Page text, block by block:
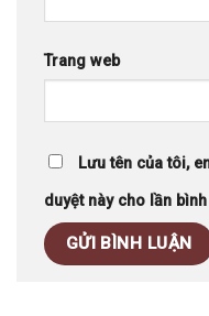
Trang web
Lưu tên của tôi,
duyệt này cho lần